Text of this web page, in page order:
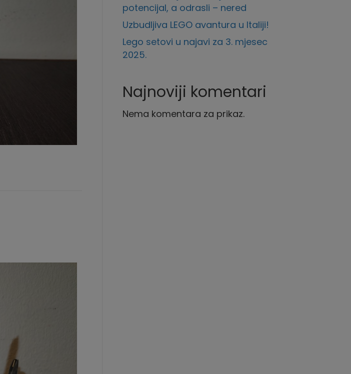
potencijal, a odrasli – nered
Uzbudljiva LEGO avantura u Italiji!
Lego setovi u najavi za 3. mjesec
2025.
Najnoviji komentari
Nema komentara za prikaz.